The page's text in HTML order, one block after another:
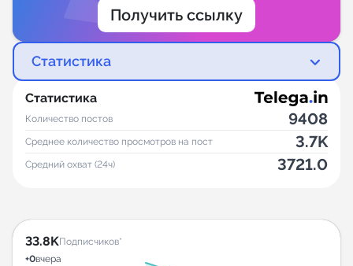
Получить ссылку
Статистика
Статистика
Количество постов 9408
Среднее количество просмотров на пост 3.7K
Средний охват (24ч) 3721.0
33.8KПодписчиков*
+0вчера